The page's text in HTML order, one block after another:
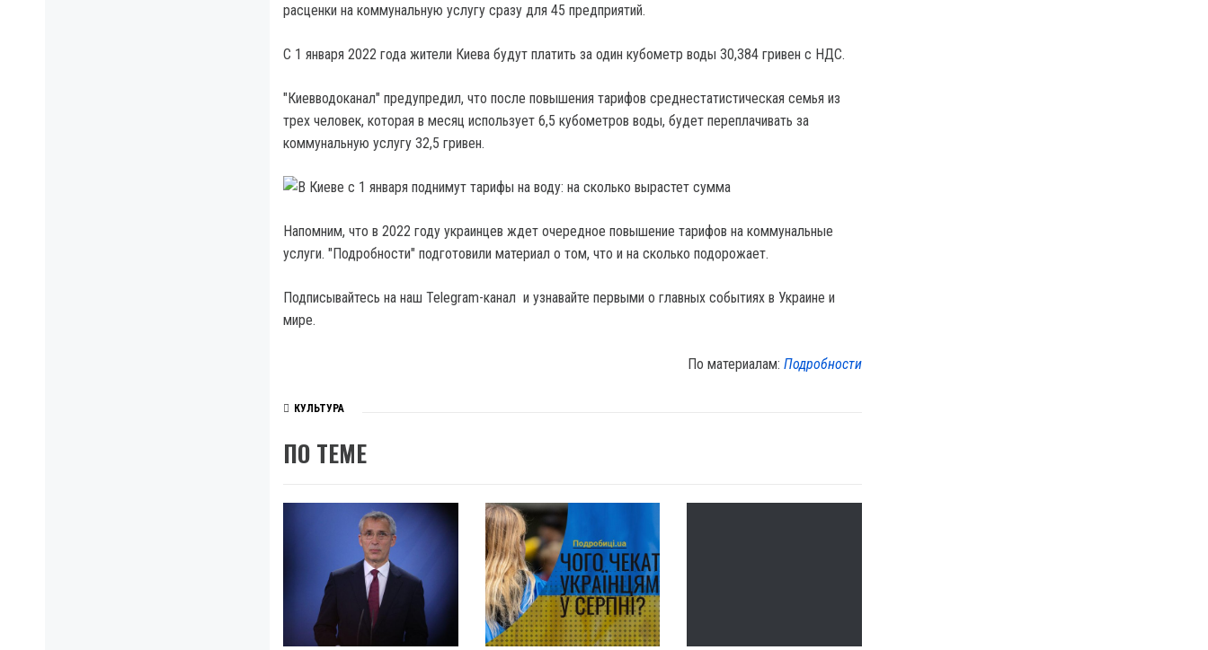
расценки на коммунальную услугу сразу для 45 предприятий.
С 1 января 2022 года жители Киева будут платить за один кубометр воды 30,384 гривен с НДС.
"Киевводоканал" предупредил, что после повышения тарифов среднестатистическая семья из
трех человек, которая в месяц использует 6,5 кубометров воды, будет переплачивать за
коммунальную услугу 32,5 гривен.
Напомним, что в 2022 году украинцев ждет очередное повышение тарифов на коммунальные
услуги. "Подробности" подготовили материал о том, что и на сколько подорожает.
Подписывайтесь на наш Telegram-канал и узнавайте первыми о главных событиях в Украине и
мире.
По материалам:Подробности
КУЛЬТУРА
ПО ТЕМЕ